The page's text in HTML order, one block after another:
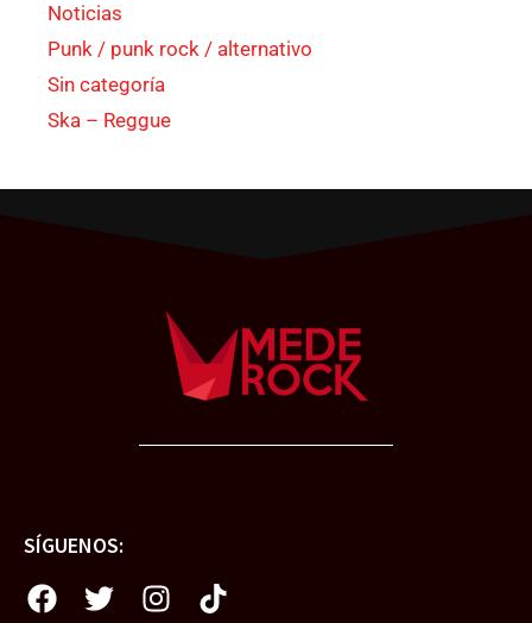
Noticias
Punk / punk rock / alternativo
Sin categoría
Ska – Reggue
SÍGUENOS: